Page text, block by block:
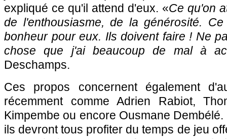
expliqué ce qu'il attend d'eux. «Ce qu'on
de l'enthousiasme, de la générosité.
bonheur pour eux. Ils doivent faire ! Ne
chose que j'ai beaucoup de mal à
Deschamps.
Ces propos concernent également
récemment comme Adrien Rabiot,
Kimpembe ou encore Ousmane
ils devront tous profiter du temps de jeu